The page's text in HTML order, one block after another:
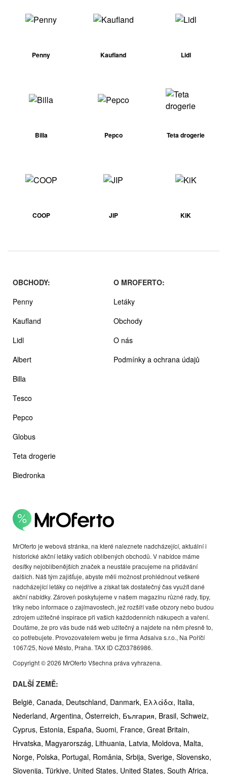
Penny Kaufland Lidl
Billa Pepco Teta drogerie
COOP JIP KiK
MrOferto je webová stránka, na které naleznete nadcházející, aktuální i
historické akční letáky vašich oblíbených obchodů. V nabídce máme
desítky nejoblíbenějších značek a neustále pracujeme na přidávání
dalších. Náš tým zajišťuje, abyste měli možnost prohlédnout veškeré
nadcházející letáky co nejdříve a získat tak dostatečný čas využít dané
akční nabídky. Zároveň poskytujeme v našem magazínu různé rady, tipy,
triky nebo informace o zajímavostech, jež rozšíří vaše obzory nebo budou
zdrojem užitečné inspirace při vašich každodenních nákupech a vaření.
Doufáme, že pro vás bude náš web užitečný a najdete na něm přesně to,
co potřebujete. Provozovatelem webu je firma Adsalva s.r.o., Na Poříčí
1067/25, Nové Město, Praha. TAX ID CZ03786986.
Copyright © 2026 MrOferto Všechna práva vyhrazena.
OBCHODY:
Penny
Kaufland
Lidl
Albert
Billa
Tesco
Pepco
Globus
Teta drogerie
Biedronka
O MROFERTO:
Letáky
Obchody
O nás
Podmínky a ochrana údajů
DALŠÍ ZEMĚ:
België, Canada, Deutschland, Danmark, Ελλάδα, Italia,
Nederland, Argentina, Österreich, България, Brasil, Schweiz,
Cyprus, Estonia, España, Suomi, France, Great Britain,
Hrvatska, Magyarország, Lithuania, Latvia, Moldova, Malta,
Norge, Polska, Portugal, România, Srbija, Sverige, Slovensko,
Slovenija, Türkiye, United States, United States, South Africa,